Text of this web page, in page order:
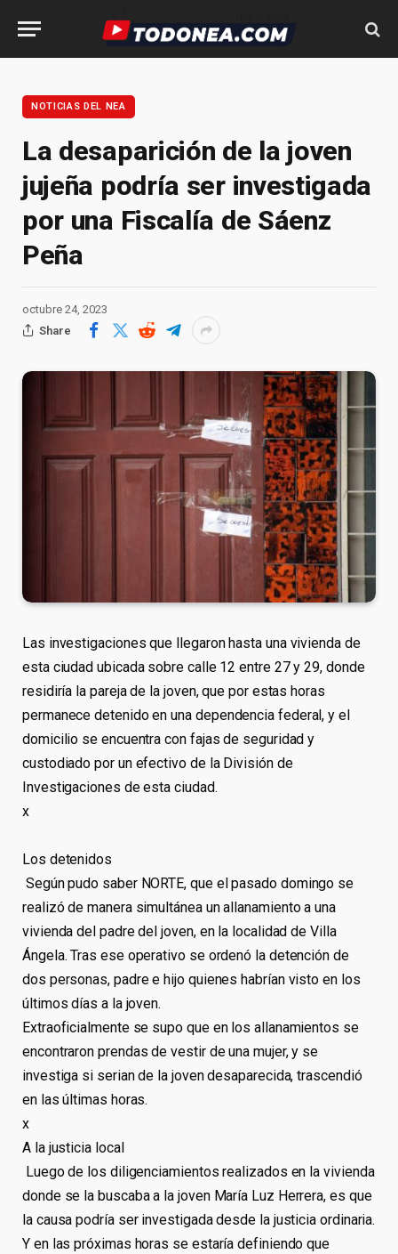
NOTICIAS DEL NEA
La desaparición de la joven
jujeña podría ser investigada
por una Fiscalía de Sáenz
Peña
octubre 24, 2023
Share
Las investigaciones que llegaron hasta una vivienda de
esta ciudad ubicada sobre calle 12 entre 27 y 29, donde
residiría la pareja de la joven, que por estas horas
permanece detenido en una dependencia federal, y el
domicilio se encuentra con fajas de seguridad y
custodiado por un efectivo de la División de
Investigaciones de esta ciudad.
x
Los detenidos
Según pudo saber NORTE, que el pasado domingo se
realizó de manera simultánea un allanamiento a una
vivienda del padre del joven, en la localidad de Villa
Ángela. Tras ese operativo se ordenó la detención de
dos personas, padre e hijo quienes habrían visto en los
últimos días a la joven.
Extraoficialmente se supo que en los allanamientos se
encontraron prendas de vestir de una mujer, y se
investiga si serian de la joven desaparecida, trascendió
en las últimas horas.
x
A la justicia local
Luego de los diligenciamientos realizados en la vivienda
donde se la buscaba a la joven María Luz Herrera, es que
la causa podría ser investigada desde la justicia ordinaria.
Y en las próximas horas se estaría definiendo que